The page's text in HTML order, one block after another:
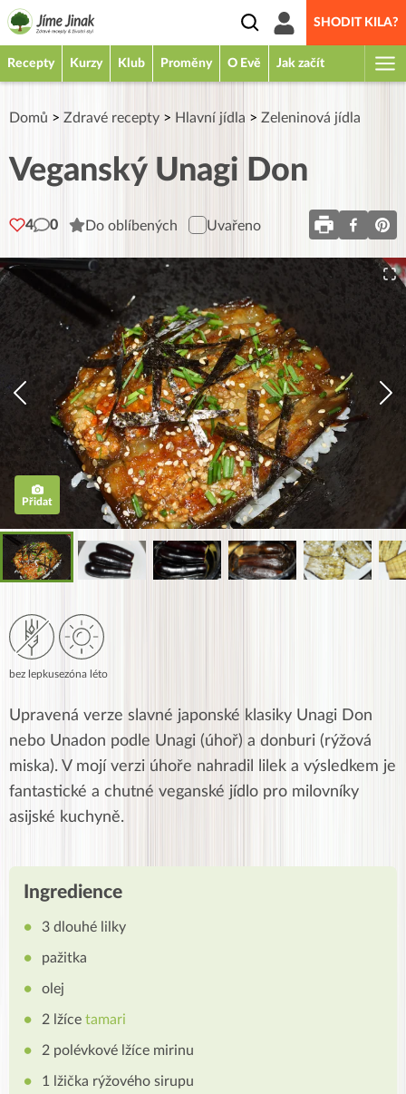
SHODIT KILA?
Recepty Kurzy Klub Proměny O Evě Jak začít
Domů > Zdravé recepty > Hlavní jídla > Zeleninová jídla
Veganský Unagi Don
4 0 Do oblíbených Uvařeno
Přidat
bez lepkusezóna léto
Upravená verze slavné japonské klasiky Unagi Don
nebo Unadon podle Unagi (úhoř) a donburi (rýžová
miska). V mojí verzi úhoře nahradil lilek a výsledkem je
fantastické a chutné veganské jídlo pro milovníky
asijské kuchyně.
Ingredience
3 dlouhé lilky
pažitka
olej
2 lžíce tamari
2 polévkové lžíce mirinu
1 lžička rýžového sirupu